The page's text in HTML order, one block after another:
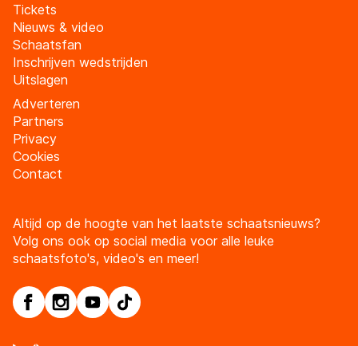
Tickets
Nieuws & video
Schaatsfan
Inschrijven wedstrijden
Uitslagen
Adverteren
Partners
Privacy
Cookies
Contact
Altijd op de hoogte van het laatste schaatsnieuws?
Volg ons ook op social media voor alle leuke
schaatsfoto's, video's en meer!